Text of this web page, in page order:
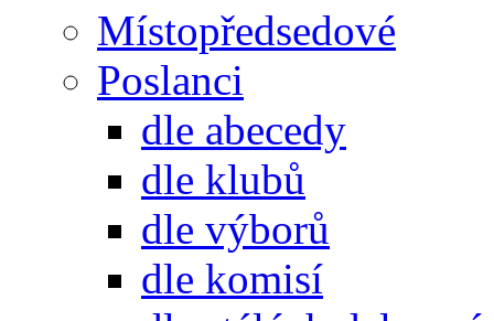
Místopředsedové
Poslanci
dle abecedy
dle klubů
dle výborů
dle komisí